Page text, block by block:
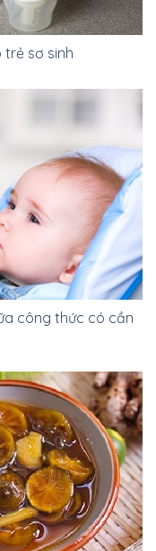
sản
phẩm
sơ sinh
công thức có cần